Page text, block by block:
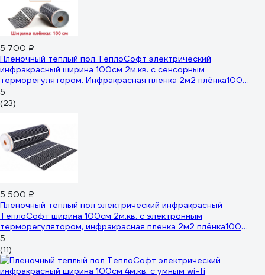
5 700 ₽
Пленочный теплый пол ТеплоСофт электрический
инфракрасный ширина 100см 2м.кв. с сенсорным
терморегулятором. Инфракрасная пленка 2м2 плёнка100
2метра/сенс
5
(23)
5 500 ₽
Пленочный теплый пол электрический инфракрасный
ТеплоСофт ширина 100см 2м.кв. с электронным
терморегулятором, инфракрасная пленка 2м2 плёнка100
2метра/эл
5
(11)